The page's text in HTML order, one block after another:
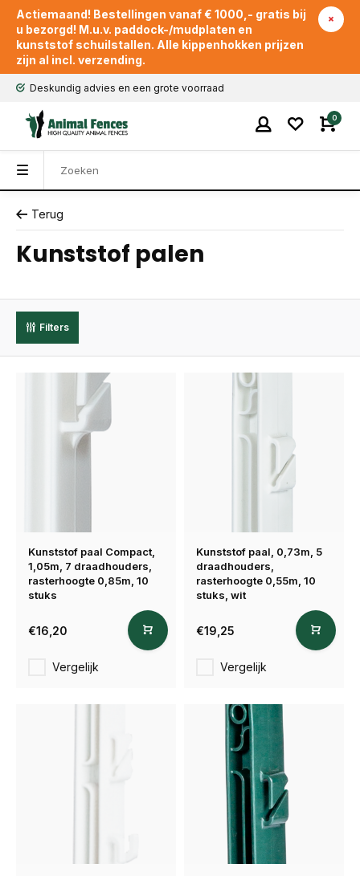
Actiemaand! Bestellingen vanaf € 1000,- gratis bij
u bezorgd! M.u.v. paddock-/mudplaten en
kunststof schuilstallen. Alle kippenhokken prijzen
zijn al incl. verzending.
Deskundig advies en een grote voorraad
0
Terug
Kunststof palen
Filters
Kunststof paal Compact,
1,05m, 7 draadhouders,
rasterhoogte 0,85m, 10
stuks
€16,20
Vergelijk
Kunststof paal, 0,73m, 5
draadhouders,
rasterhoogte 0,55m, 10
stuks, wit
€19,25
Vergelijk